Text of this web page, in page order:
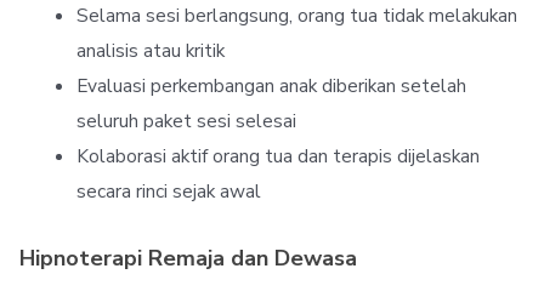
Selama sesi berlangsung, orang tua tidak melakukan
analisis atau kritik
Evaluasi perkembangan anak diberikan setelah
seluruh paket sesi selesai
Kolaborasi aktif orang tua dan terapis dijelaskan
secara rinci sejak awal
Hipnoterapi Remaja dan Dewasa